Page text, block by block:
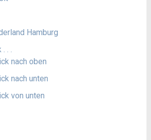
Hamburg
.
nach oben
nach unten
von unten